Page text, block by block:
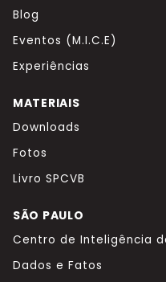
Blog
Eventos (M.I.C.E)
Experiências
MATERIAIS
Downloads
Fotos
Livro SPCVB
SÃO PAULO
Centro de Inteligência
Dados e Fatos